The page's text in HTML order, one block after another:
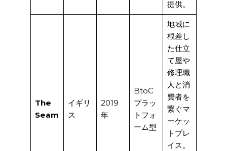
提供。
The
Seam
イギリ
ス
2019
年
BtoC
プラッ
トフォ
ーム型
地域に
根差し
た仕立
て屋や
修理職
人と消
費者を
繋ぐマ
ーケッ
トプレ
イス。